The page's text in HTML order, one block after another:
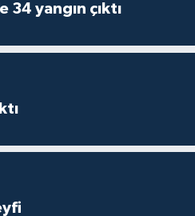
yangın çıktı